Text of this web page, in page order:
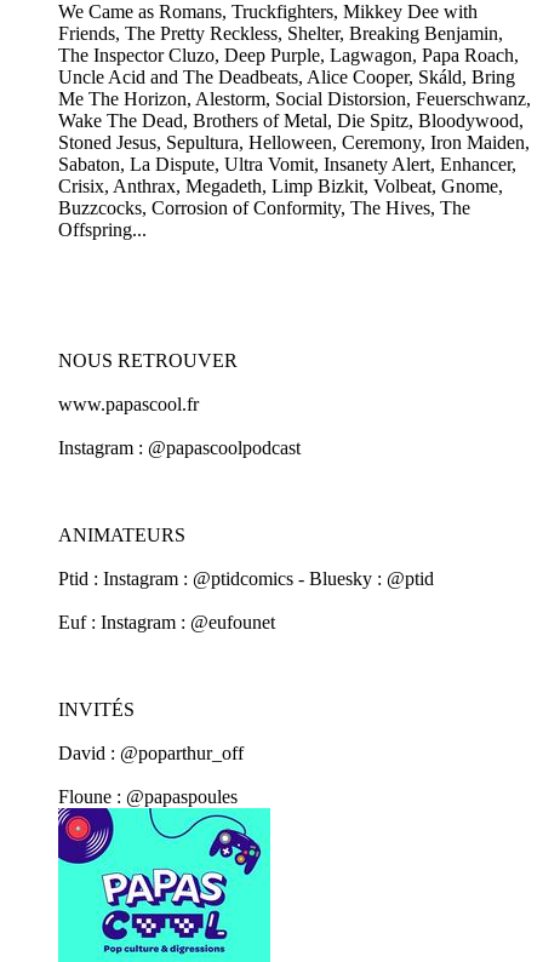
We Came as Romans, Truckfighters, Mikkey Dee with
Friends, The Pretty Reckless, Shelter, Breaking Benjamin,
The Inspector Cluzo, Deep Purple, Lagwagon, Papa Roach,
Uncle Acid and The Deadbeats, Alice Cooper, Skáld, Bring
Me The Horizon, Alestorm, Social Distorsion, Feuerschwanz,
Wake The Dead, Brothers of Metal, Die Spitz, Bloodywood,
Stoned Jesus, Sepultura, Helloween, Ceremony, Iron Maiden,
Sabaton, La Dispute, Ultra Vomit, Insanety Alert, Enhancer,
Crisix, Anthrax, Megadeth, Limp Bizkit, Volbeat, Gnome,
Buzzcocks, Corrosion of Conformity, The Hives, The
Offspring...
NOUS RETROUVER
www.papascool.fr
Instagram : @papascoolpodcast
ANIMATEURS
Ptid : Instagram : @ptidcomics - Bluesky : @ptid
Euf : Instagram : @eufounet
INVITÉS
David : @poparthur_off
Floune : @papaspoules